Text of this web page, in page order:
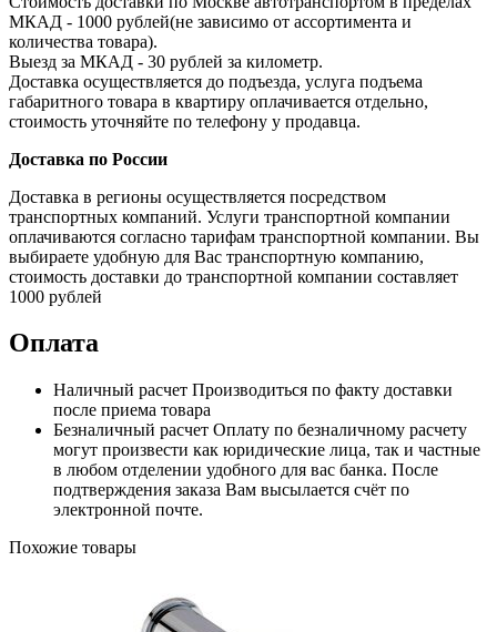
МКАД - 1000 рублей(не зависимо от ассортимента и
количества товара).
Выезд за МКАД - 30 рублей за километр.
Доставка осуществляется до подъезда, услуга подъема
габаритного товара в квартиру оплачивается отдельно,
стоимость уточняйте по телефону у продавца.
Доставка по России
Доставка в регионы осуществляется посредством
транспортных компаний. Услуги транспортной компании
оплачиваются согласно тарифам транспортной компании. Вы
выбираете удобную для Вас транспортную компанию,
стоимость доставки до транспортной компании составляет
1000 рублей
Оплата
Наличный расчет Производиться по факту доставки
после приема товара
Безналичный расчет Оплату по безналичному расчету
могут произвести как юридические лица, так и частные
в любом отделении удобного для вас банка. После
подтверждения заказа Вам высылается счёт по
электронной почте.
Похожие товары